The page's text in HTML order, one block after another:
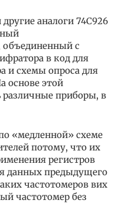
аналоги 74C926
объединенный с
в код для
и схемы опроса для
основе этой
приборы, в
«медленной» схеме
потому, что их
регистров
данных предыдущего
частотомеров вих
частотомер без